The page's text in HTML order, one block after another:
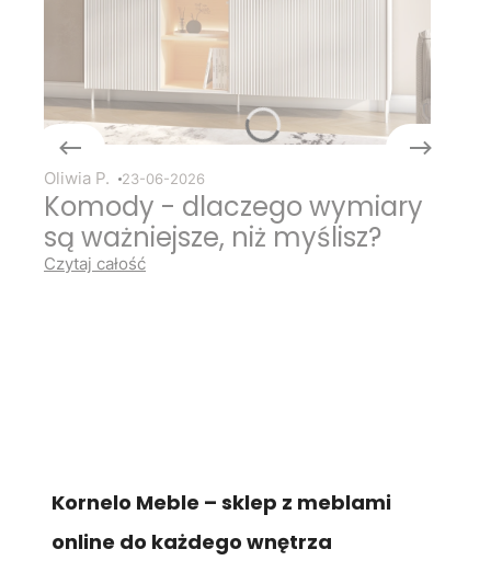
Oliwia P. 23-06-2026
Komody - dlaczego wymiary
są ważniejsze, niż myślisz?
Czytaj całość
Kornelo Meble – sklep z meblami
online do każdego wnętrza